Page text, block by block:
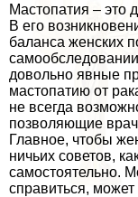
Мастопатия – это
В его
баланса женских
довольно явные
мастопатию от
не всегда
позволяющие
Главное, чтобы
ничьих советов,
самостоятельно.
справиться,